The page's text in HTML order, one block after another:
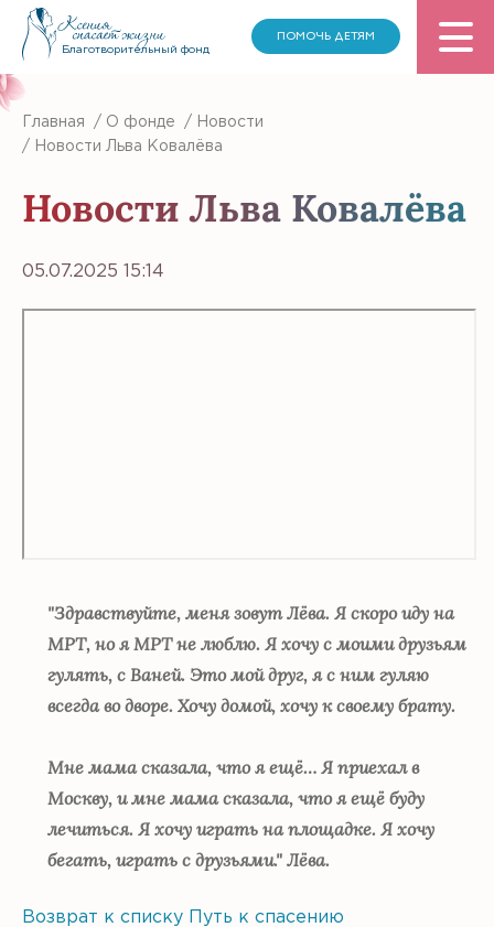
Благотворительный фонд
ПОМОЧЬ ДЕТЯМ
Главная / О фонде /
Новости
/
Новости Льва Ковалёва
Новости Льва Ковалёва
05.07.2025 15:14
"Здравствуйте, меня зовут Лёва. Я скоро иду на
МРТ, но я МРТ не люблю. Я хочу с моими друзьям
гулять, с Ваней. Это мой друг, я с ним гуляю
всегда во дворе. Хочу домой, хочу к своему брату.
Мне мама сказала, что я ещё… Я приехал в
Москву, и мне мама сказала, что я ещё буду
лечиться. Я хочу играть на площадке. Я хочу
бегать, играть с друзьями." Лёва.
Возврат к списку Путь к спасению